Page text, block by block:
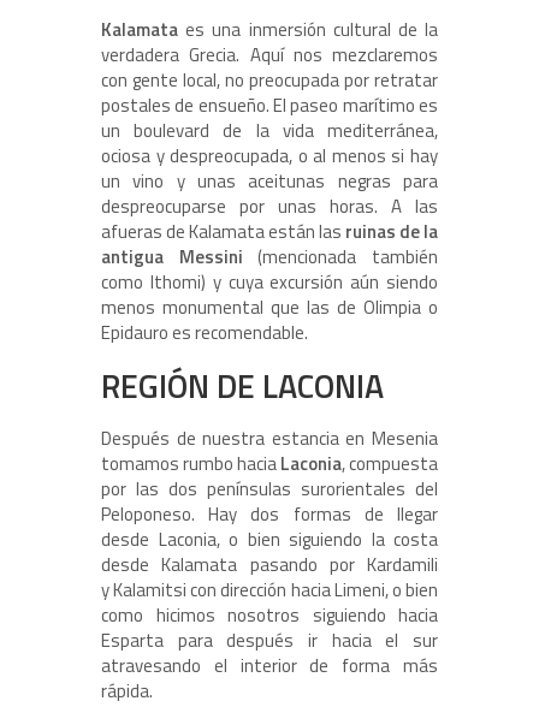
Kalamata es una inmersión cultural de la
verdadera Grecia. Aquí nos mezclaremos
con gente local, no preocupada por retratar
postales de ensueño. El paseo marítimo es
un boulevard de la vida mediterránea,
ociosa y despreocupada, o al menos si hay
un vino y unas aceitunas negras para
despreocuparse por unas horas. A las
afueras de Kalamata están las ruinas de la
antigua Messini (mencionada también
como Ithomi) y cuya excursión aún siendo
menos monumental que las de Olimpia o
Epidauro es recomendable.
REGIÓN DE LACONIA
Después de nuestra estancia en Mesenia
tomamos rumbo haciaLaconia, compuesta
por las dos penínsulas surorientales del
Peloponeso. Hay dos formas de llegar
desde Laconia, o bien siguiendo la costa
desde Kalamata pasando por Kardamili
y Kalamitsi con dirección hacia Limeni, o bien
como hicimos nosotros siguiendo hacia
Esparta para después ir hacia el sur
atravesando el interior de forma más
rápida.